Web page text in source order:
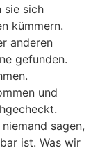
sie sich
kümmern.
anderen
gefunden.
und
sagen,
ist. Was wir